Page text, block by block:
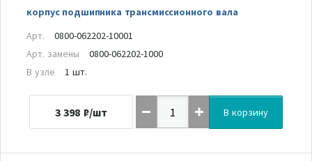
корпус подшипника трансмиссионного вала
Арт.
0800-062202-10001
Арт. замены
0800-062202-1000
В узле
1 шт.
3 398 ₽/шт В корзину